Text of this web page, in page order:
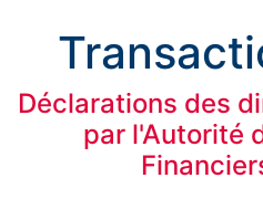
Déclarations des
par l'Autorité